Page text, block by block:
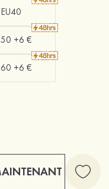
EU40
+6 €
+6 €